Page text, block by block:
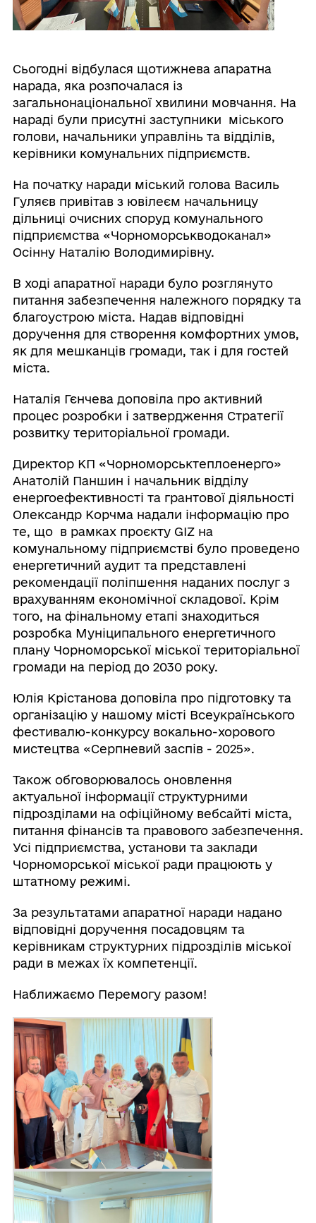
Сьогодні відбулася щотижнева апаратна
нарада, яка розпочалася із
загальнонаціональної хвилини мовчання. На
нараді були присутні заступники міського
голови, начальники управлінь та відділів,
керівники комунальних підприємств.
На початку наради міський голова Василь
Гуляєв привітав з ювілеєм начальницу
дільниці очисних споруд комунального
підприємства «Чорноморськводоканал»
Осінну Наталію Володимирівну.
В ході апаратної наради було розглянуто
питання забезпечення належного порядку та
благоустрою міста. Надав відповідні
доручення для створення комфортних умов,
як для мешканців громади, так і для гостей
міста.
Наталія Гєнчева доповіла про активний
процес розробки і затвердження Стратегії
розвитку територіальної громади.
Директор КП «Чорноморськтеплоенерго»
Анатолій Паншин і начальник відділу
енергоефективності та грантової діяльності
Олександр Корчма надали інформацію про
те, що в рамках проєкту GIZ на
комунальному підприємстві було проведено
енергетичний аудит та представлені
рекомендації поліпшення наданих послуг з
врахуванням економічної складової. Крім
того, на фінальному етапі знаходиться
розробка Муніципального енергетичного
плану Чорноморської міської територіальної
громади на період до 2030 року.
Юлія Крістанова доповіла про підготовку та
організацію у нашому місті Всеукраїнського
фестивалю-конкурсу вокально-хорового
мистецтва «Серпневий заспів - 2025».
Також обговорювалось оновлення
актуальної інформації структурними
підрозділами на офіційному вебсайті міста,
питання фінансів та правового забезпечення.
Усі підприємства, установи та заклади
Чорноморської міської ради працюють у
штатному режимі.
За результатами апаратної наради надано
відповідні доручення посадовцям та
керівникам структурних підрозділів міської
ради в межах їх компетенції.
Наближаємо Перемогу разом!